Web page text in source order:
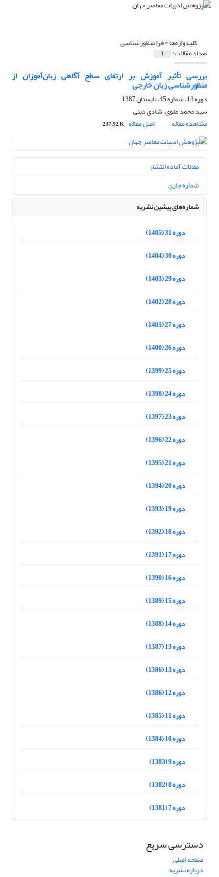
کلیدواژه‌ها =فرا منظورشناسی
تعداد مقالات: 1
بررسی تأثیر آموزش بر ارتقای سطح آگاهی زبان‌آموزان از
منظورشناسی زبان خارجی
دوره 13، شماره 45، تابستان 1387
سید محمد علوی، شادی دینی
مشاهده مقاله
اصل مقاله 237.92 K
مقالات آماده انتشار
شماره جاری
شماره‌های پیشین نشریه
دوره 31 (1405)
دوره 30 (1404)
دوره 29 (1403)
دوره 28 (1402)
دوره 27 (1401)
دوره 26 (1400)
دوره 25 (1399)
دوره 24 (1398)
دوره 23 (1397)
دوره 22 (1396)
دوره 21 (1395)
دوره 20 (1394)
دوره 19 (1393)
دوره 18 (1392)
دوره 17 (1391)
دوره 16 (1390)
دوره 15 (1389)
دوره 14 (1388)
دوره 13 (1387)
دوره 13 (1386)
دوره 12 (1386)
دوره 11 (1385)
دوره 10 (1384)
دوره 9 (1383)
دوره 8 (1382)
دوره 7 (1381)
دسترسی سریع
صفحه اصلی
درباره نشریه